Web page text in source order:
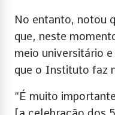
No entanto, notou
que, neste
meio universitário
que o Instituto faz
“É muito